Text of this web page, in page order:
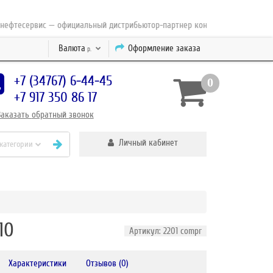
— официальный дистрибьютор-партнер концерна ESAB с 2010
Оформление заказа
Валюта р.
+7 (34767) 6-44-45
+7 917 350 86 17
обратный звонок
0
Личный кабинет
Артикул: 2201 compr
Характеристики Отзывов (0)